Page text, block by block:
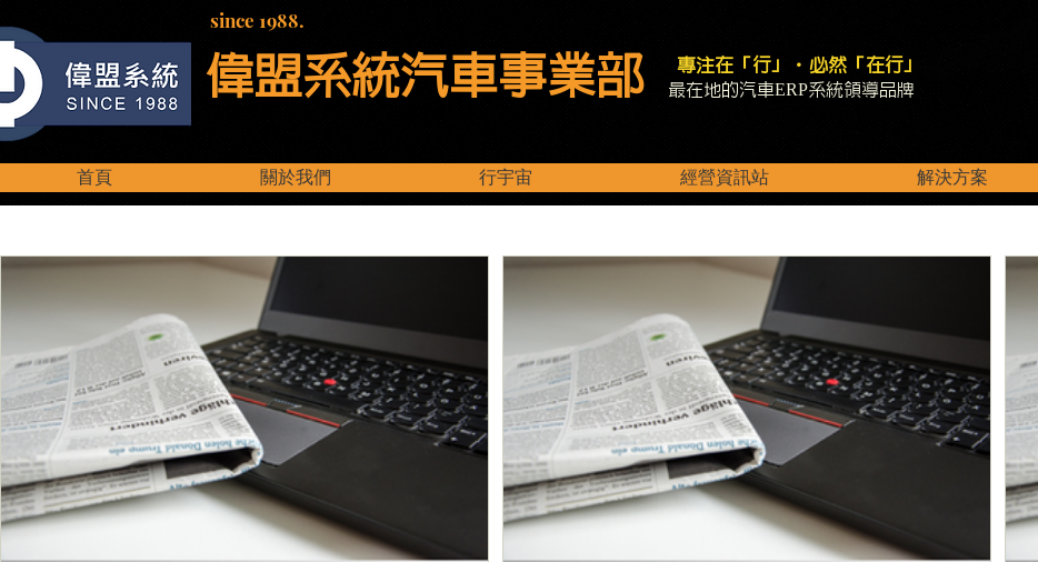
since 1988.
偉盟系統汽車事業部 專注在「行」．必然「在行」
最在地的汽車ERP系統領導品牌
首頁 關於我們 行宇宙 經營資訊站 解決方案